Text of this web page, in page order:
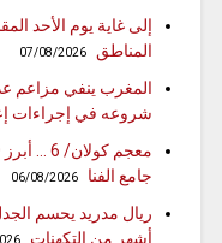
إلى غاية يوم الأحد
المناطق
07/08/2026
المغرب ينفي مزاعم
شروعه في إجراءات
جامع الفنا
06/08/2026
أشهر من التكهنات